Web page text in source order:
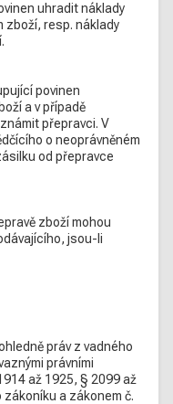
uhradit náklady
zboží, resp. náklady
povinen
a v případě
přepravci. V
o neoprávněném
od přepravce
zboží mohou
jsou-li
práv z vadného
právními
až 1925, § 2099 až
a zákonem č.